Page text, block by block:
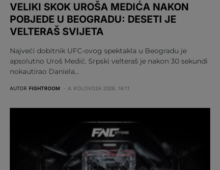
VELIKI SKOK UROŠA MEDIĆA NAKON
POBJEDE U BEOGRADU: DESETI JE
VELTERAŠ SVIJETA
Najveći dobitnik UFC-ovog spektakla u Beogradu je
apsolutno Uroš Medić. Srpski velteraš je nakon 30 sekundi
nokautirao Daniela…
AUTOR FIGHTROOM 4. KOLOVOZA 2026. 16:11